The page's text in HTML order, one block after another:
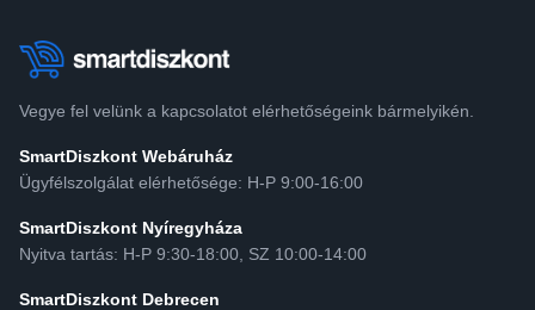
Vegye fel velünk a kapcsolatot elérhetőségeink bármelyikén.
SmartDiszkont Webáruház
Ügyfélszolgálat elérhetősége: H-P 9:00-16:00
SmartDiszkont Nyíregyháza
Nyitva tartás: H-P 9:30-18:00, SZ 10:00-14:00
SmartDiszkont Debrecen